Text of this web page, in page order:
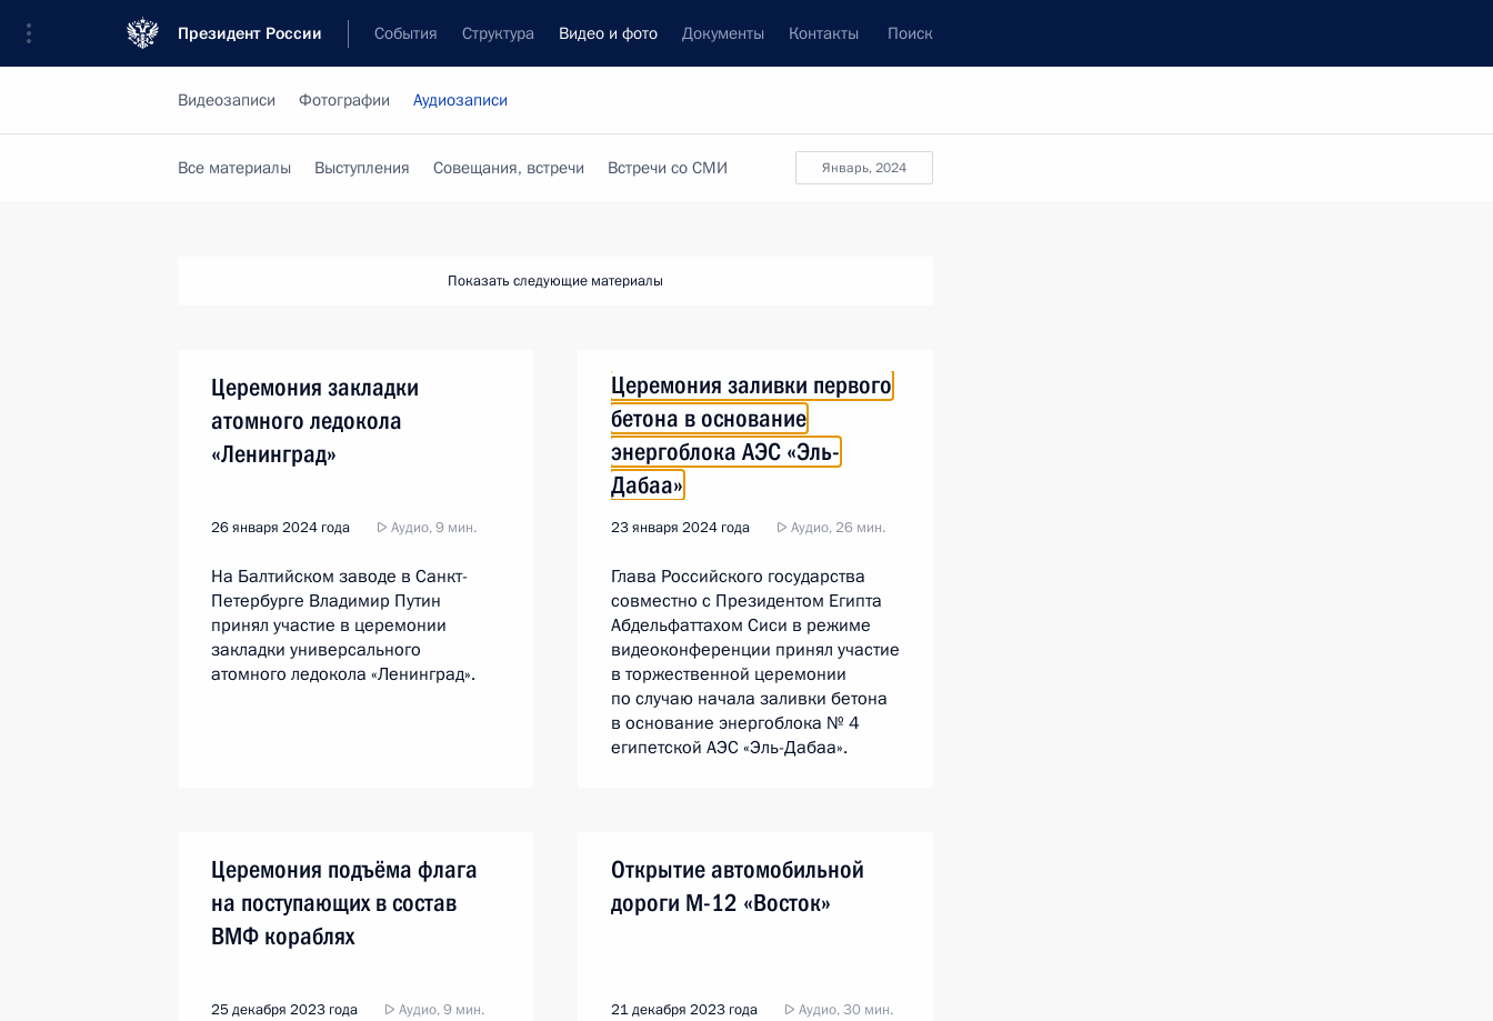
Президент России События Структура Видео и фото Документы Контакты Поиск
Видеозаписи Фотографии Аудиозаписи
январь, 2024
Все материалы Выступления Совещания, встречи Встречи со СМИ
Показать следующие материалы
Церемония закладки
атомного ледокола
«Ленинград»
26 января 2024 года Аудио, 9 мин.
На Балтийском заводе в Санкт-
Петербурге Владимир Путин
принял участие в церемонии
закладки универсального
атомного ледокола «Ленинград».
Церемония заливки первого
бетона в основание
энергоблока АЭС «Эль-
Дабаа»
23 января 2024 года Аудио, 26 мин.
Глава Российского государства
совместно с Президентом Египта
Абдельфаттахом Сиси в режиме
видеоконференции принял участие
в торжественной церемонии
по случаю начала заливки бетона
в основание энергоблока № 4
египетской АЭС «Эль-Дабаа».
Церемония подъёма флага
на поступающих в состав
ВМФ кораблях
25 декабря 2023 года Аудио, 9 мин.
Открытие автомобильной
дороги М-12 «Восток»
21 декабря 2023 года Аудио, 30 мин.